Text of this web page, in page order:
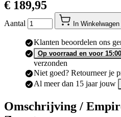
Aantal In Winkelwagen
Klanten beoordelen ons
Op voorraad en voor
verzonden
Niet goed? Retourneer je
Al meer dan 15 jaar jouw
Zwart